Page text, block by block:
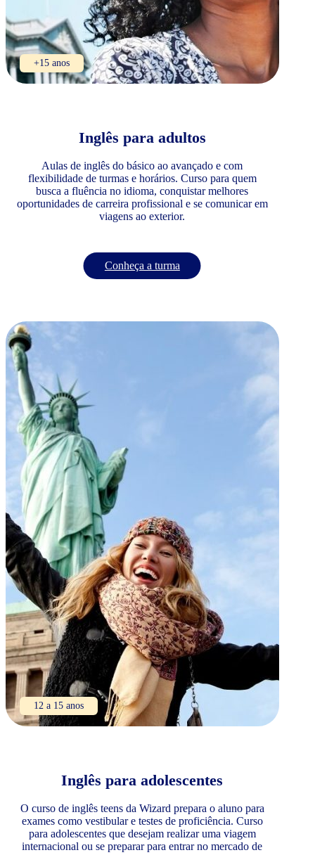
+15 anos
Inglês para adultos
Aulas de inglês do básico ao avançado e com
flexibilidade de turmas e horários. Curso para quem
busca a fluência no idioma, conquistar melhores
oportunidades de carreira profissional e se comunicar em
viagens ao exterior.
Conheça a turma
12 a 15 anos
Inglês para adolescentes
O curso de inglês teens da Wizard prepara o aluno para
exames como vestibular e testes de proficiência. Curso
para adolescentes que desejam realizar uma viagem
internacional ou se preparar para entrar no mercado de